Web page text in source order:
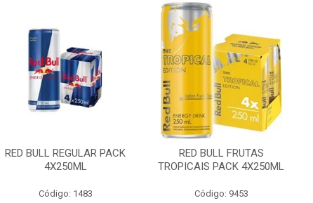
RED BULL REGULAR PACK
4X250ML
Código: 1483
RED BULL FRUTAS
TROPICAIS PACK 4X250ML
Código: 9453